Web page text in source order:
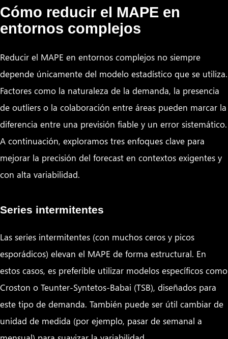
Cómo reducir el MAPE en
entornos complejos
Reducir el MAPE en entornos complejos no siempre
depende únicamente del modelo estadístico que se utiliza.
Factores como la naturaleza de la demanda, la presencia
de outliers o la colaboración entre áreas pueden marcar la
diferencia entre una previsión fiable y un error sistemático.
A continuación, exploramos tres enfoques clave para
mejorar la precisión del forecast en contextos exigentes y
con alta variabilidad.
Series intermitentes
Las series intermitentes (con muchos ceros y picos
esporádicos) elevan el MAPE de forma estructural. En
estos casos, es preferible utilizar modelos específicos como
Croston o Teunter-Syntetos-Babai (TSB), diseñados para
este tipo de demanda. También puede ser útil cambiar de
unidad de medida (por ejemplo, pasar de semanal a